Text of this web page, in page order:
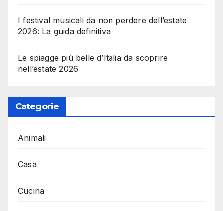
I festival musicali da non perdere dell’estate
2026: La guida definitiva
Le spiagge più belle d’Italia da scoprire
nell’estate 2026
Categorie
Animali
Casa
Cucina